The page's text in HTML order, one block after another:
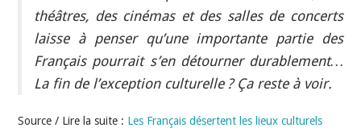
théâtres, des cinémas et des salles de concerts
laisse à penser qu’une importante partie des
Français pourrait s’en détourner durablement…
La fin de l’exception culturelle ? Ça reste à voir.
Source / Lire la suite : Les Français désertent les lieux culturels